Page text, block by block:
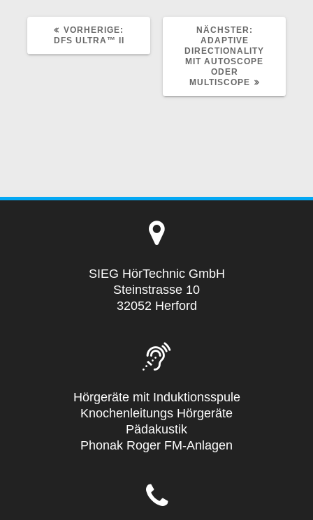
VORHERIGE:
BEITRAG:
DFS ULTRA™ II
NÄCHSTER:
ADAPTIVE
DIRECTIONALITY
MIT AUTOSCOPE
ODER
MULTISCOPE
SIEG HörTechnic GmbH
Steinstrasse 10
32052 Herford
Hörgeräte mit Induktionsspule
Knochenleitungs Hörgeräte
Pädakustik
Phonak Roger FM-Anlagen